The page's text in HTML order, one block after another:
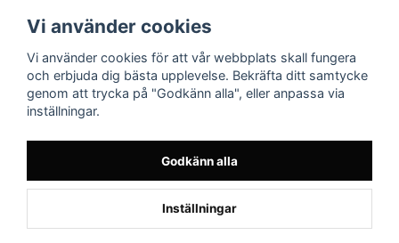
Service/Garanti
Lådritning
Om oss
Vi använder cookies
Vi använder cookies för att vår webbplats skall fungera
och erbjuda dig bästa upplevelse. Bekräfta ditt samtycke
genom att trycka på "Godkänn alla", eller anpassa via
inställningar.
Godkänn alla
Inställningar